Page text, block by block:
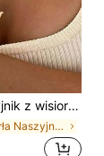
idealny na co dzień, na randkę i imprezę, idealny prezent dla dziewczyny, mamy na Walentynki, Święto Dziękczynienia (zaleca się dwukrotne owinięcie wokół szyi, w przeciwnym razie może łatwo spaść. Liczba koralików na łańcuszku jest losowa i zależy od długości).
w Perła Naszyjniki dla kobiet